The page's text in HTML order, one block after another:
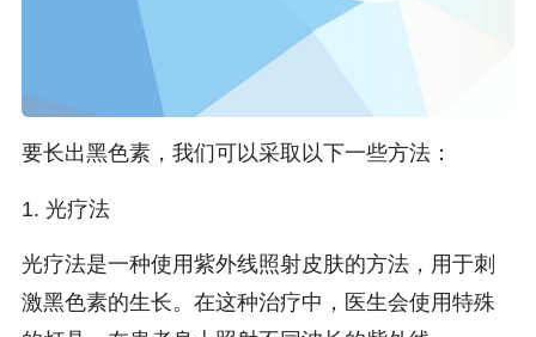
要长出黑色素，我们可以采取以下一些方法：
1. 光疗法
光疗法是一种使用紫外线照射皮肤的方法，用于刺
激黑色素的生长。在这种治疗中，医生会使用特殊